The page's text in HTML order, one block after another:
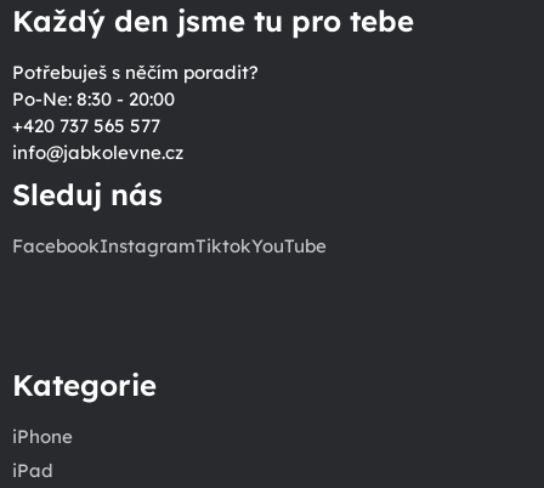
Každý den jsme tu pro tebe
Potřebuješ s něčím poradit?
Po-Ne: 8:30 - 20:00
+420 737 565 577
info@jabkolevne.cz
Sleduj nás
FacebookInstagramTiktokYouTube
Kategorie
iPhone
iPad